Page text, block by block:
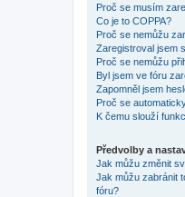
Proč se musím
Co je to COPPA?
Proč se nemůžu
Zaregistroval jsem
Proč se nemůžu
Byl jsem ve fóru
Zapomněl jsem
Proč se
K čemu slouží
Předvolby a
Jak můžu změnit
Jak můžu zabránit
fóru?